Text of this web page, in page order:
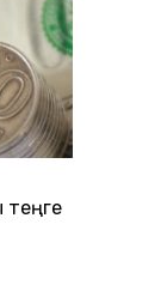
теңге